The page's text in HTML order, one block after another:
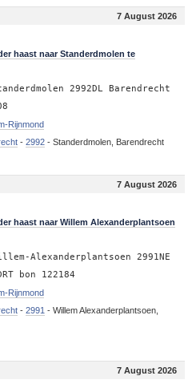
7 August 2026
haast naar Standerdmolen te
2992DL Barendrecht
Rijnmond
- 2992- Standerdmolen, Barendrecht
7 August 2026
haast naar Willem Alexanderplantsoen
Alexanderplantsoen 2991NE
bon 122184
Rijnmond
- 2991 - Willem Alexanderplantsoen,
7 August 2026